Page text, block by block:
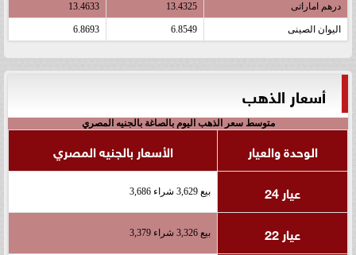
درهم اماراتى 13.4325
13.4633
اليوان الصينى 6.8549
6.8693
أسعار الذهب
متوسط سعر الذهب اليوم بالصاغة بالجنيه المصري
الوحدة والعيار
الأسعار بالجنيه المصري
عيار 24
بيع 3,629 شراء 3,686
عيار 22 بيع 3,326 شراء 3,379